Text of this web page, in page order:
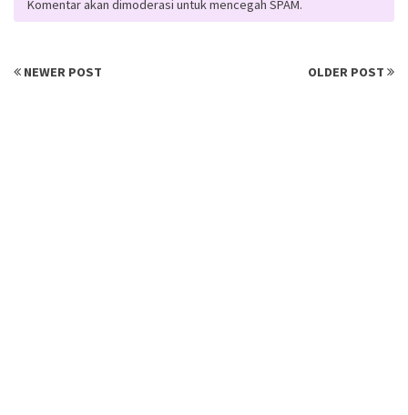
Komentar akan dimoderasi untuk mencegah SPAM.
NEWER POST OLDER POST